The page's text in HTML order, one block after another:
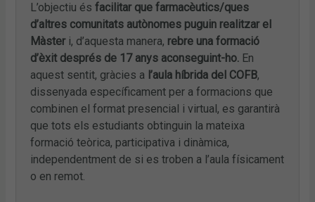
L’objectiu ésfacilitar que farmacèutics/ques
d’altres comunitats autònomes puguin realitzar el
Màsteri, d’aquesta manera, rebre una formació
d’èxit després de 17 anys aconseguint-ho. En
aquest sentit, gràcies a l’aula híbrida del COFB,
dissenyada específicament per a formacions que
combinen el format presencial i virtual, es garantirà
que tots els estudiants obtinguin la mateixa
formació teòrica, participativa i dinàmica,
independentment de si es troben a l’aula físicament
o en remot.